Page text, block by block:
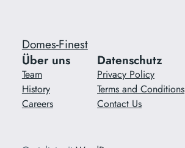
Domes-Finest
Über uns
Team
History
Careers
Datenschutz
Privacy Policy
Terms and Conditions
Contact Us